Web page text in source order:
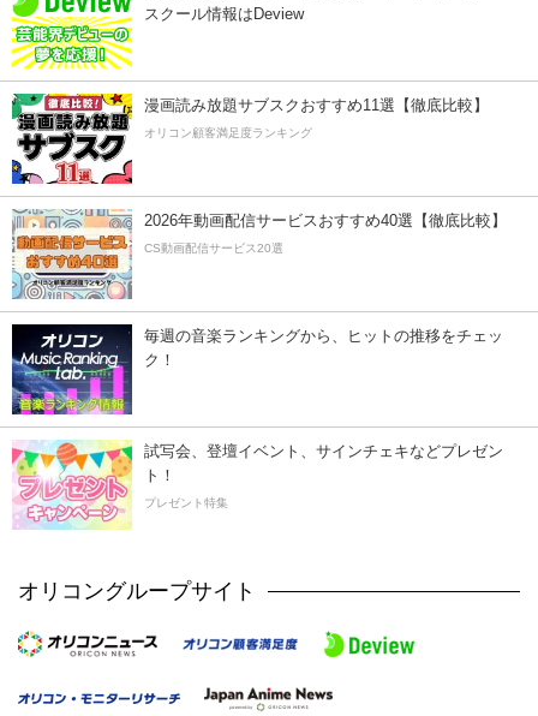
スクール情報はDeview
漫画読み放題サブスクおすすめ11選【徹底比較】
オリコン顧客満足度ランキング
2026年動画配信サービスおすすめ40選【徹底比較】
CS動画配信サービス20選
毎週の音楽ランキングから、ヒットの推移をチェッ
ク！
試写会、登壇イベント、サインチェキなどプレゼン
ト！
プレゼント特集
オリコングループサイト